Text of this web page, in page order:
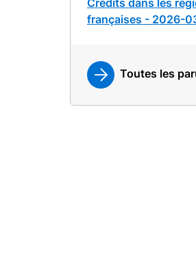
Crédits dans les
françaises - 2026-
Toutes les